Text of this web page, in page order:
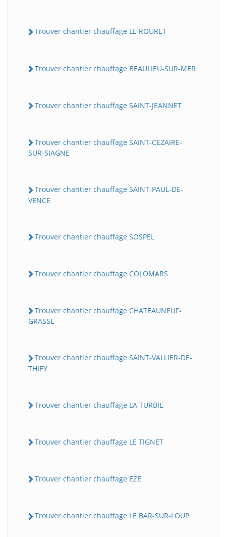
Trouver chantier chauffage LE ROURET
Trouver chantier chauffage BEAULIEU-SUR-MER
Trouver chantier chauffage SAINT-JEANNET
Trouver chantier chauffage SAINT-CEZAIRE-
SUR-SIAGNE
Trouver chantier chauffage SAINT-PAUL-DE-
VENCE
Trouver chantier chauffage SOSPEL
Trouver chantier chauffage COLOMARS
Trouver chantier chauffage CHATEAUNEUF-
GRASSE
Trouver chantier chauffage SAINT-VALLIER-DE-
THIEY
Trouver chantier chauffage LA TURBIE
Trouver chantier chauffage LE TIGNET
Trouver chantier chauffage EZE
Trouver chantier chauffage LE BAR-SUR-LOUP